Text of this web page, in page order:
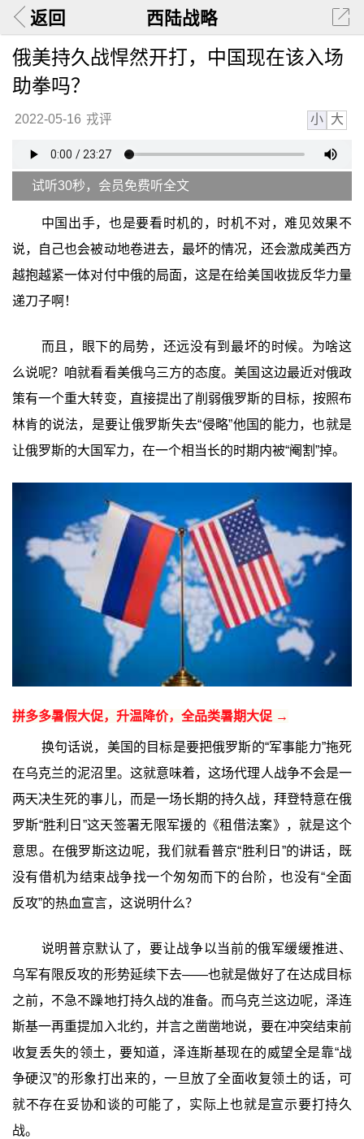
返回 西陆战略
俄美持久战悍然开打，中国现在该入场
助拳吗？
2022-05-16 戎评 小 大
试听30秒，会员免费听全文
中国出手，也是要看时机的，时机不对，难见效果不
说，自己也会被动地卷进去，最坏的情况，还会激成美西方
越抱越紧一体对付中俄的局面，这是在给美国收拢反华力量
递刀子啊！
而且，眼下的局势，还远没有到最坏的时候。为啥这
么说呢？咱就看看美俄乌三方的态度。美国这边最近对俄政
策有一个重大转变，直接提出了削弱俄罗斯的目标，按照布
林肯的说法，是要让俄罗斯失去“侵略”他国的能力，也就是
让俄罗斯的大国军力，在一个相当长的时期内被“阉割”掉。
拼多多暑假大促，升温降价，全品类暑期大促 →
换句话说，美国的目标是要把俄罗斯的“军事能力”拖死
在乌克兰的泥沼里。这就意味着，这场代理人战争不会是一
两天决生死的事儿，而是一场长期的持久战，拜登特意在俄
罗斯“胜利日”这天签署无限军援的《租借法案》，就是这个
意思。在俄罗斯这边呢，我们就看普京“胜利日”的讲话，既
没有借机为结束战争找一个匆匆而下的台阶，也没有“全面
反攻”的热血宣言，这说明什么？
说明普京默认了，要让战争以当前的俄军缓缓推进、
乌军有限反攻的形势延续下去——也就是做好了在达成目标
之前，不急不躁地打持久战的准备。而乌克兰这边呢，泽连
斯基一再重提加入北约，并言之凿凿地说，要在冲突结束前
收复丢失的领土，要知道，泽连斯基现在的威望全是靠“战
争硬汉”的形象打出来的，一旦放了全面收复领土的话，可
就不存在妥协和谈的可能了，实际上也就是宣示要打持久
战。